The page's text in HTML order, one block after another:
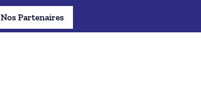
Nos Partenaires